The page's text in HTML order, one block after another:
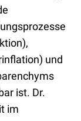
und
ist. Dr.
im